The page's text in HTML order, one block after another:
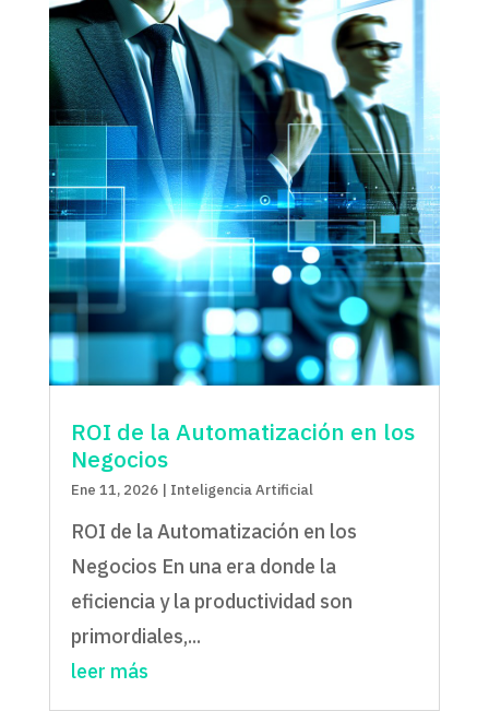
ROI de la Automatización en los
Negocios
Ene 11, 2026| Inteligencia Artificial
ROI de la Automatización en los
Negocios En una era donde la
eficiencia y la productividad son
primordiales,...
leer más